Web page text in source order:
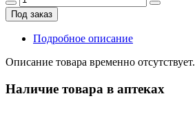
Под заказ
Подробное описание
Описание товара временно отсутствует.
Наличие товара в аптеках